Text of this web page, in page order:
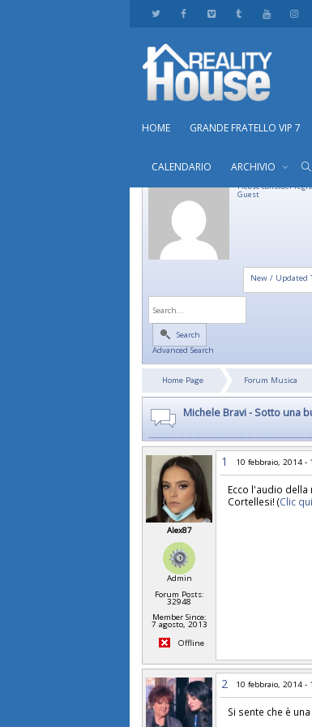
HOME GRANDE FRATELLO VIP 7
CALENDARIO ARCHIVIO
Please consider
Guest
New / Updated
Search
Advanced Search
Home Page Forum Musica
Michele Bravi - Sotto una
Alex87
Admin
Forum Posts:
32948
Member Since:
7 agosto, 2013
Offline
1 10 febbraio, 2014 -
Ecco l'audio
Cortellesi! (Clic
2 10 febbraio, 2014 -
Si sente che è